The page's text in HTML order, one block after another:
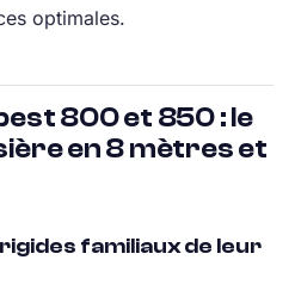
optimales.
800 et 850 : le
en 8 mètres et
familiaux de leur